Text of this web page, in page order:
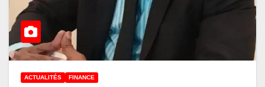
ACTUALITÉS FINANCE